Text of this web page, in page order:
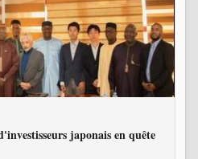
japonais en quête